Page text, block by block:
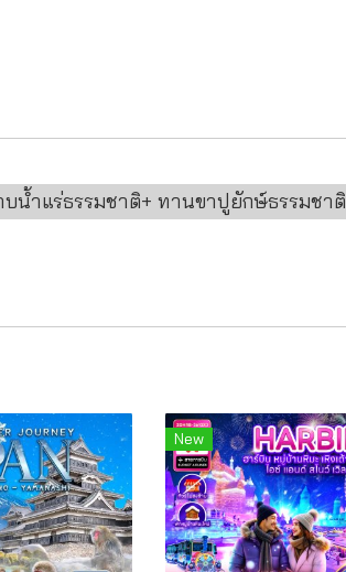
บน้ำแร่ธรรมชาติ+ ทานขาปูยักษ์ธรรมชาติ
New